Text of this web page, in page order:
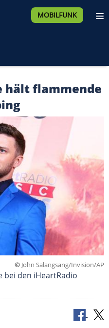
MOBILFUNK
hält flammende
© John Salangsang/Invision/AP
bei den iHeartRadio